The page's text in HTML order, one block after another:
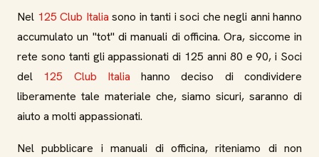
Nel 125 Club Italia sono in tanti i soci che negli anni hanno
accumulato un "tot" di manuali di officina. Ora, siccome in
rete sono tanti gli appassionati di 125 anni 80 e 90, i Soci
del 125 Club Italia hanno deciso di condividere
liberamente tale materiale che, siamo sicuri, saranno di
aiuto a molti appassionati.
Nel pubblicare i manuali di officina, riteniamo di non